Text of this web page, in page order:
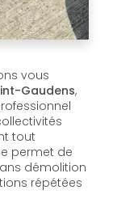
vous
Gaudens,
tout
permet de
démolition
répétées